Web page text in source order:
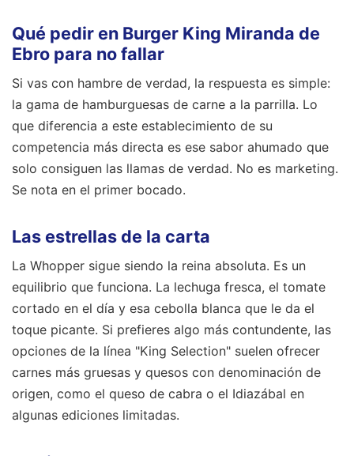
Qué pedir en Burger King Miranda de
Ebro para no fallar
Si vas con hambre de verdad, la respuesta es simple:
la gama de hamburguesas de carne a la parrilla. Lo
que diferencia a este establecimiento de su
competencia más directa es ese sabor ahumado que
solo consiguen las llamas de verdad. No es marketing.
Se nota en el primer bocado.
Las estrellas de la carta
La Whopper sigue siendo la reina absoluta. Es un
equilibrio que funciona. La lechuga fresca, el tomate
cortado en el día y esa cebolla blanca que le da el
toque picante. Si prefieres algo más contundente, las
opciones de la línea "King Selection" suelen ofrecer
carnes más gruesas y quesos con denominación de
origen, como el queso de cabra o el Idiazábal en
algunas ediciones limitadas.